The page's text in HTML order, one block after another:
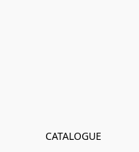
CATALOGUE